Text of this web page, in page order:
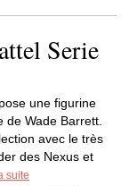
Serie
une figurine
de Wade Barrett.
avec le très
des Nexus et
suite